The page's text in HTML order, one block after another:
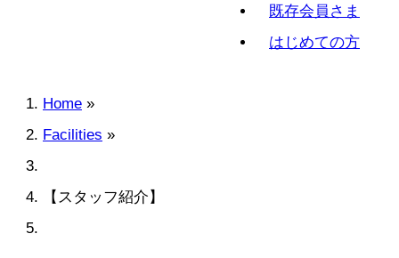
既存会員さま
はじめての方
Home »
Facilities »
【スタッフ紹介】